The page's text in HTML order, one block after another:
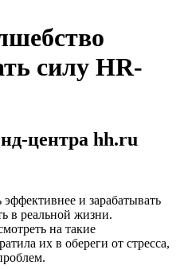
силу HR-
центра hh.ru
и зарабатывать
в реальной жизни.
на такие
их в обереги от стресса,